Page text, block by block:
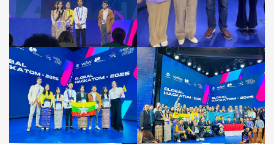
ကျောင်းသား
မောင်
ရှင်း
ခန့်
တက်
ရောက်
ယှဉ်ပြိုင်
ခဲ့
သည့်
မှတ်တမ်း
ဓာတ်ပုံ
များ